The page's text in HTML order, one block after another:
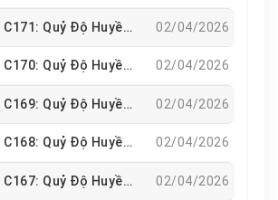
Chương 171: C171: Quỷ Độ Huyền Hà 02/04/2026
Chương 170: C170: Quỷ Độ Huyền Hà 02/04/2026
Chương 169: C169: Quỷ Độ Huyền Hà 02/04/2026
Chương 168: C168: Quỷ Độ Huyền Hà 02/04/2026
Chương 167: C167: Quỷ Độ Huyền Hà 02/04/2026